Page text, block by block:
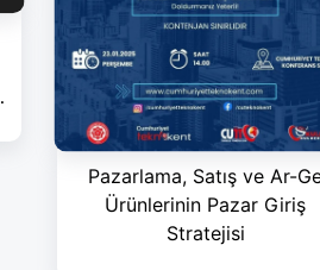
Pazarlama, Satış ve Ar-
Ürünlerinin Pazar Giriş
Stratejisi